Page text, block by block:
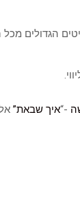
הגדולים מכל
-“איך שבאת”